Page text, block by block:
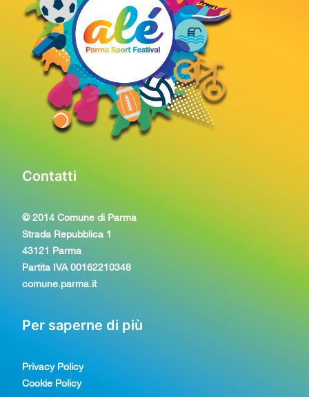
Contatti
© 2014 Comune di Parma
Strada Repubblica 1
43121 Parma
Partita IVA 00162210348
comune.parma.it
Per saperne di più
Privacy Policy
Cookie Policy